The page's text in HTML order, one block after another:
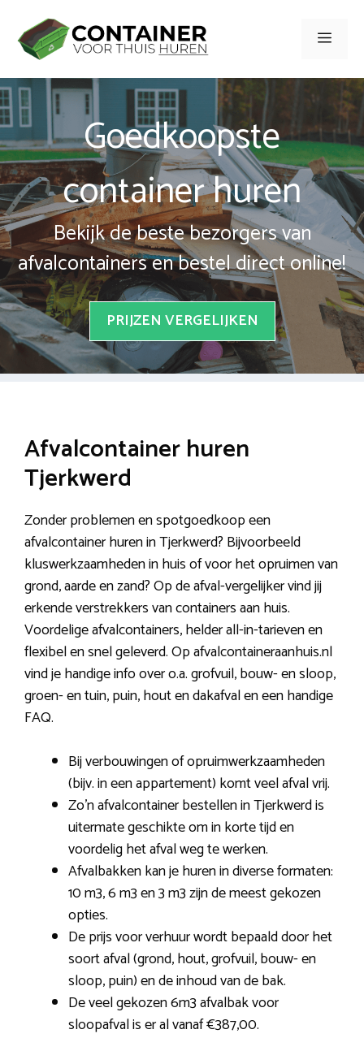
naar
inhoud
Menu
Goedkoopste
container huren
Bekijk de beste bezorgers van
afvalcontainers en bestel direct online!
PRIJZEN VERGELIJKEN
Afvalcontainer huren
Tjerkwerd
Zonder problemen en spotgoedkoop een
afvalcontainer huren in Tjerkwerd? Bijvoorbeeld
kluswerkzaamheden in huis of voor het opruimen van
grond, aarde en zand? Op de afval-vergelijker vind jij
erkende verstrekkers van containers aan huis.
Voordelige afvalcontainers, helder all-in-tarieven en
flexibel en snel geleverd. Op afvalcontaineraanhuis.nl
vind je handige info over o.a. grofvuil, bouw- en sloop,
groen- en tuin, puin, hout en dakafval en een handige
FAQ.
Bij verbouwingen of opruimwerkzaamheden
(bijv. in een appartement) komt veel afval vrij.
Zo’n afvalcontainer bestellen in Tjerkwerd is
uitermate geschikte om in korte tijd en
voordelig het afval weg te werken.
Afvalbakken kan je huren in diverse formaten:
10 m3, 6 m3 en 3 m3 zijn de meest gekozen
opties.
De prijs voor verhuur wordt bepaald door het
soort afval (grond, hout, grofvuil, bouw- en
sloop, puin) en de inhoud van de bak.
De veel gekozen 6m3 afvalbak voor
sloopafval is er al vanaf €387,00.